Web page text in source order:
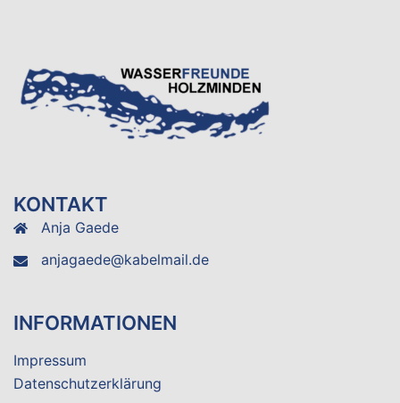
KONTAKT
Anja Gaede
anjagaede@kabelmail.de
INFORMATIONEN
Impressum
Datenschutzerklärung